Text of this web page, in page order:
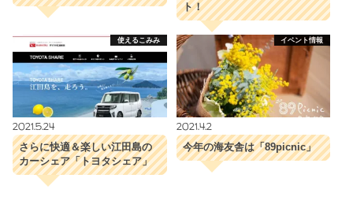
ト！
使えるこみみ
2021.5.24
さらに快適＆楽しい江田島の
カーシェア「トヨタシェア」
イベント情報
2021.4.2
今年の海友舎は「89picnic」